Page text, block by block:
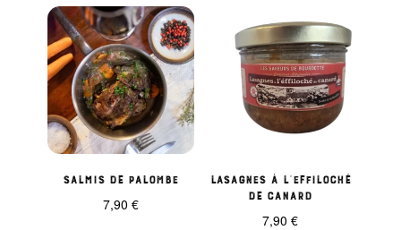
Salmis de palombe
7,90 €
Lasagnes à l’effiloché
de canard
7,90€